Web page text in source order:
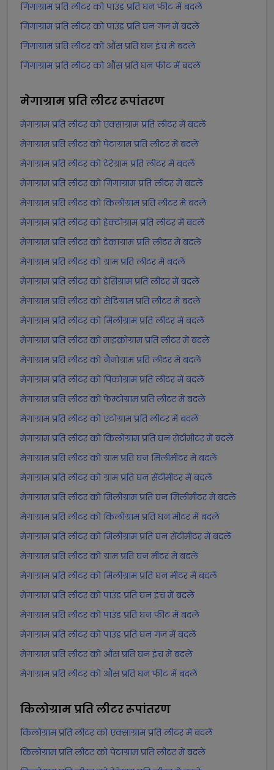
गिगाग्राम प्रति लीटर को पाउंड प्रति घन फीट में बदलें
गिगाग्राम प्रति लीटर को पाउंड प्रति घन गज में बदलें
गिगाग्राम प्रति लीटर को औंस प्रति घन इंच में बदलें
गिगाग्राम प्रति लीटर को औंस प्रति घन फीट में बदलें
मेगाग्राम प्रति लीटररूपांतरण
मेगाग्राम प्रति लीटर को एक्साग्राम प्रति लीटर में बदलें
मेगाग्राम प्रति लीटर को पेटाग्राम प्रति लीटर में बदलें
मेगाग्राम प्रति लीटर को टेरेग्राम प्रति लीटर में बदलें
मेगाग्राम प्रति लीटर को गिगाग्राम प्रति लीटर में बदलें
मेगाग्राम प्रति लीटर को किलोग्राम प्रति लीटर में बदलें
मेगाग्राम प्रति लीटर को हेक्टोग्राम प्रति लीटर में बदलें
मेगाग्राम प्रति लीटर को डेकाग्राम प्रति लीटर में बदलें
मेगाग्राम प्रति लीटर को ग्राम प्रति लीटर में बदलें
मेगाग्राम प्रति लीटर को डेसिग्राम प्रति लीटर में बदलें
मेगाग्राम प्रति लीटर को सेंटिग्राम प्रति लीटर में बदलें
मेगाग्राम प्रति लीटर को मिलीग्राम प्रति लीटर में बदलें
मेगाग्राम प्रति लीटर को माइक्रोग्राम प्रति लीटर में बदलें
मेगाग्राम प्रति लीटर को नैनोग्राम प्रति लीटर में बदलें
मेगाग्राम प्रति लीटर को पिकोग्राम प्रति लीटर में बदलें
मेगाग्राम प्रति लीटर को फेम्टोग्राम प्रति लीटर में बदलें
मेगाग्राम प्रति लीटर को एटोग्राम प्रति लीटर में बदलें
मेगाग्राम प्रति लीटर को किलोग्राम प्रति घन सेंटीमीटर में बदलें
मेगाग्राम प्रति लीटर को ग्राम प्रति घन मिलीमीटर में बदलें
मेगाग्राम प्रति लीटर को ग्राम प्रति घन सेंटीमीटर में बदलें
मेगाग्राम प्रति लीटर को मिलीग्राम प्रति घन मिलीमीटर में बदलें
मेगाग्राम प्रति लीटर को किलोग्राम प्रति घन मीटर में बदलें
मेगाग्राम प्रति लीटर को मिलीग्राम प्रति घन सेंटीमीटर में बदलें
मेगाग्राम प्रति लीटर को ग्राम प्रति घन मीटर में बदलें
मेगाग्राम प्रति लीटर को मिलीग्राम प्रति घन मीटर में बदलें
मेगाग्राम प्रति लीटर को पाउंड प्रति घन इंच में बदलें
मेगाग्राम प्रति लीटर को पाउंड प्रति घन फीट में बदलें
मेगाग्राम प्रति लीटर को पाउंड प्रति घन गज में बदलें
मेगाग्राम प्रति लीटर को औंस प्रति घन इंच में बदलें
मेगाग्राम प्रति लीटर को औंस प्रति घन फीट में बदलें
किलोग्राम प्रति लीटररूपांतरण
किलोग्राम प्रति लीटर को एक्साग्राम प्रति लीटर में बदलें
किलोग्राम प्रति लीटर को पेटाग्राम प्रति लीटर में बदलें